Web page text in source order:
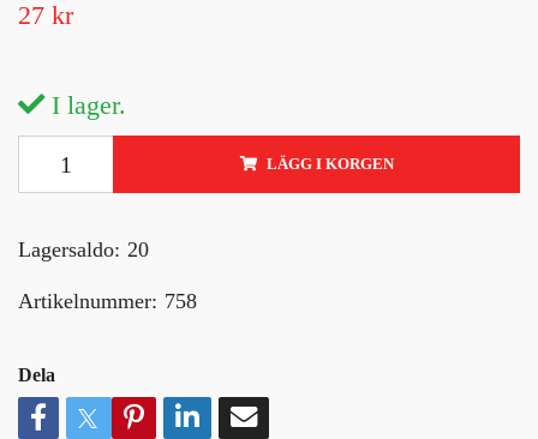
27 kr
I lager.
LÄGG I KORGEN
Lagersaldo: 20
Artikelnummer: 758
Dela